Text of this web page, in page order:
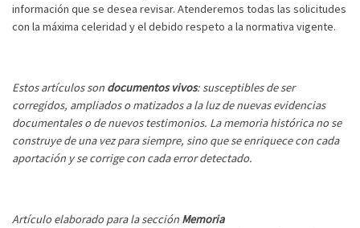
información que se desea revisar. Atenderemos todas las solicitudes
con la máxima celeridad y el debido respeto a la normativa vigente.
Estos artículos son documentos vivos: susceptibles de ser
corregidos, ampliados o matizados a la luz de nuevas evidencias
documentales o de nuevos testimonios. La memoria histórica no se
construye de una vez para siempre, sino que se enriquece con cada
aportación y se corrige con cada error detectado.
Artículo elaborado para la sección Memoria